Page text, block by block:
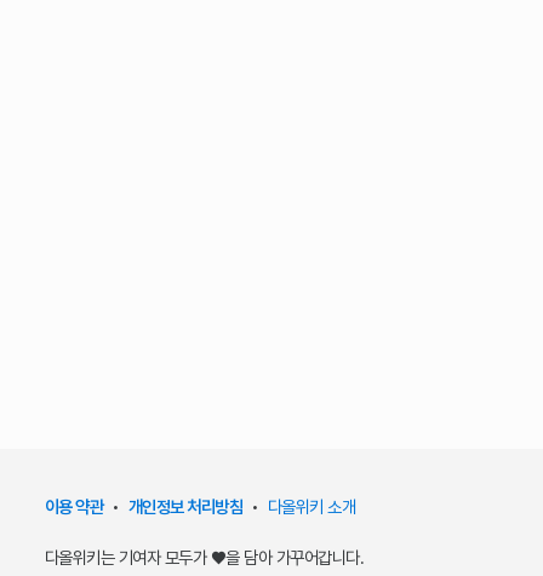
이용 약관• 개인정보 처리방침 • 다올위키 소개
다올위키는 기여자 모두가 ♥을 담아 가꾸어갑니다.